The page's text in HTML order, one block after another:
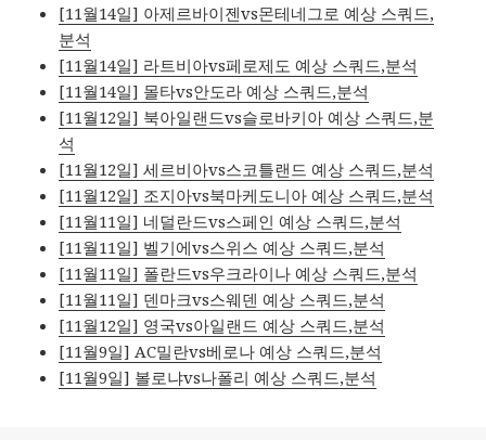
[11월14일] 아제르바이젠vs몬테네그로 예상 스쿼드,
분석
[11월14일] 라트비아vs페로제도 예상 스쿼드,분석
[11월14일] 몰타vs안도라 예상 스쿼드,분석
[11월12일] 북아일랜드vs슬로바키아 예상 스쿼드,분
석
[11월12일] 세르비아vs스코틀랜드 예상 스쿼드,분석
[11월12일] 조지아vs북마케도니아 예상 스쿼드,분석
[11월11일] 네덜란드vs스페인 예상 스쿼드,분석
[11월11일] 벨기에vs스위스 예상 스쿼드,분석
[11월11일] 폴란드vs우크라이나 예상 스쿼드,분석
[11월11일] 덴마크vs스웨덴 예상 스쿼드,분석
[11월12일] 영국vs아일랜드 예상 스쿼드,분석
[11월9일] AC밀란vs베로나 예상 스쿼드,분석
[11월9일] 볼로냐vs나폴리 예상 스쿼드,분석